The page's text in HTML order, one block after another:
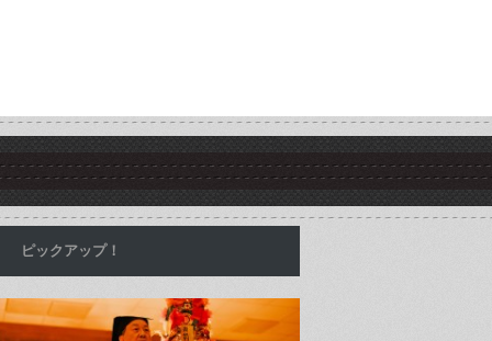
ピックアップ！